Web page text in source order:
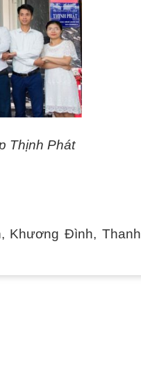
Thịnh Phát
Khương Đình, Thanh